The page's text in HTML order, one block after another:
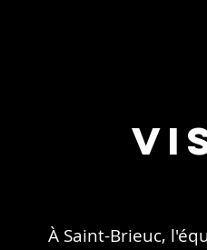
À Saint-Brieuc,